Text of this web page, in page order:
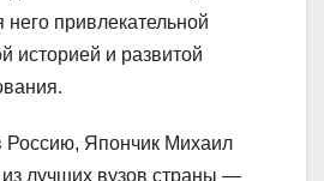
привлекательной
историей и развитой
Россию, Япончик Михаил
из лучших вузов страны —